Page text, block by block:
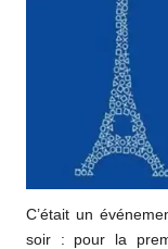
C’était un
soir : pour la